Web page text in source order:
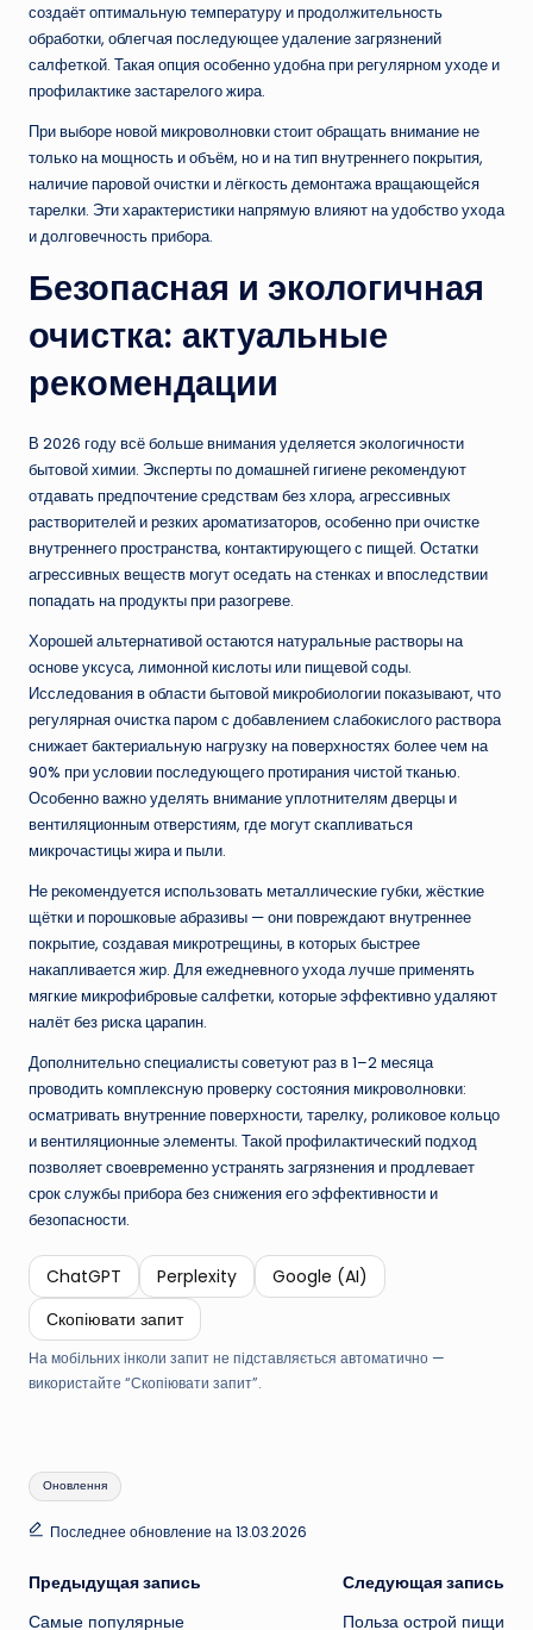
создаёт оптимальную температуру и продолжительность
обработки, облегчая последующее удаление загрязнений
салфеткой. Такая опция особенно удобна при регулярном уходе и
профилактике застарелого жира.
При выборе новой микроволновки стоит обращать внимание не
только на мощность и объём, но и на тип внутреннего покрытия,
наличие паровой очистки и лёгкость демонтажа вращающейся
тарелки. Эти характеристики напрямую влияют на удобство ухода
и долговечность прибора.
Безопасная и экологичная
очистка: актуальные
рекомендации
В 2026 году всё больше внимания уделяется экологичности
бытовой химии. Эксперты по домашней гигиене рекомендуют
отдавать предпочтение средствам без хлора, агрессивных
растворителей и резких ароматизаторов, особенно при очистке
внутреннего пространства, контактирующего с пищей. Остатки
агрессивных веществ могут оседать на стенках и впоследствии
попадать на продукты при разогреве.
Хорошей альтернативой остаются натуральные растворы на
основе уксуса, лимонной кислоты или пищевой соды.
Исследования в области бытовой микробиологии показывают, что
регулярная очистка паром с добавлением слабокислого раствора
снижает бактериальную нагрузку на поверхностях более чем на
90% при условии последующего протирания чистой тканью.
Особенно важно уделять внимание уплотнителям дверцы и
вентиляционным отверстиям, где могут скапливаться
микрочастицы жира и пыли.
Не рекомендуется использовать металлические губки, жёсткие
щётки и порошковые абразивы — они повреждают внутреннее
покрытие, создавая микротрещины, в которых быстрее
накапливается жир. Для ежедневного ухода лучше применять
мягкие микрофибровые салфетки, которые эффективно удаляют
налёт без риска царапин.
Дополнительно специалисты советуют раз в 1–2 месяца
проводить комплексную проверку состояния микроволновки:
осматривать внутренние поверхности, тарелку, роликовое кольцо
и вентиляционные элементы. Такой профилактический подход
позволяет своевременно устранять загрязнения и продлевает
срок службы прибора без снижения его эффективности и
безопасности.
ChatGPT Perplexity
Google (AI)
Скопіювати запит
На мобільних інколи запит не підставляється автоматично —
використайте “Скопіювати запит”.
Метки:
Оновлення
Последнее обновление на 13.03.2026
Навигация
Предыдущая запись
Самые популярные
Следующая запись
Польза острой пищи